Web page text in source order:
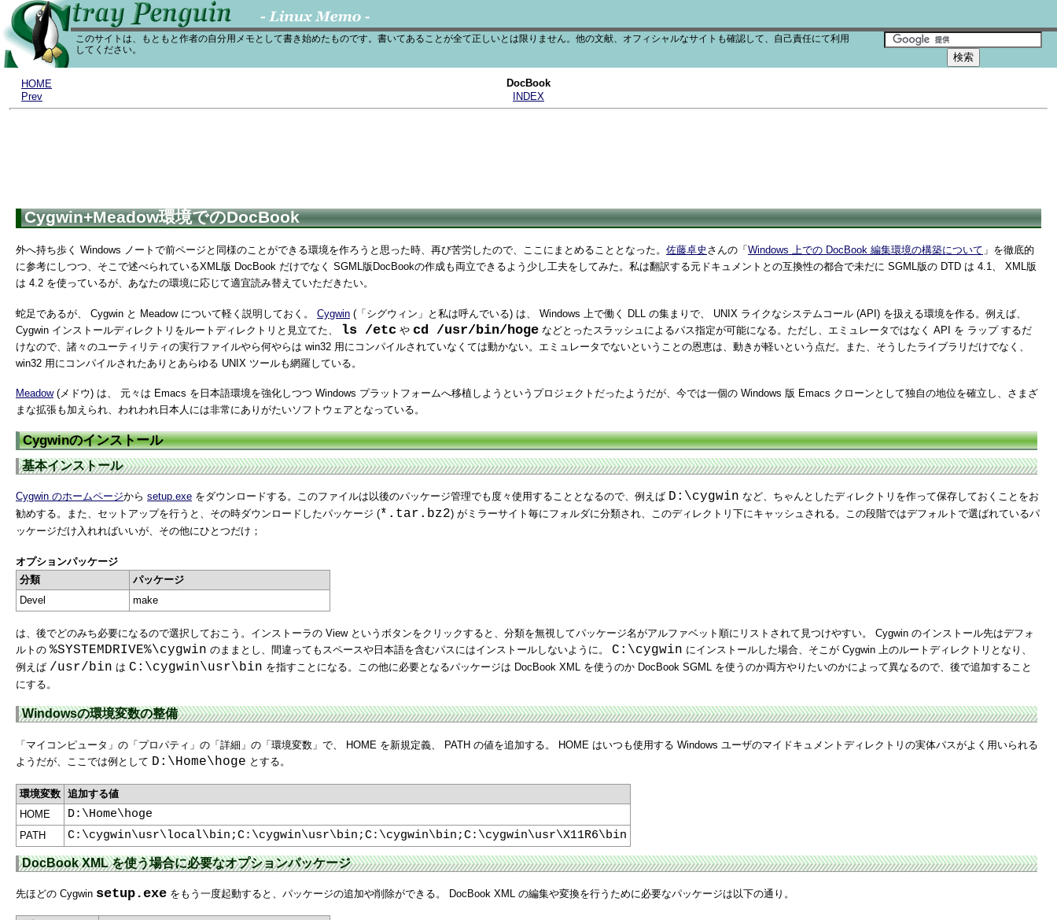
このサイトは、もともと作者の自分用メモとして書き始めたものです。書いてあることが全て正しいとは限りません。他の文献、オフィシャルなサイトも確認して、自己責任にて利用
してください。
HOME
DocBook
Prev
INDEX
Cygwin+Meadow環境でのDocBook
外へ持ち歩く Windows ノートで前ページと同様のことができる環境を作ろうと思った時、再び苦労したので、ここにまとめることとなった。 佐藤卓史 さんの「 Windows 上での DocBook 編集環境の構築について 」を徹底的
に参考にしつつ、そこで述べられているXML版 DocBook だけでなく SGML版DocBookの作成も両立できるよう少し工夫をしてみた。私は翻訳する元ドキュメントとの互換性の都合で未だに SGML版の DTD は 4.1、 XML版
は 4.2 を使っているが、あなたの環境に応じて適宜読み替えていただきたい。
蛇足であるが、 Cygwin と Meadow について軽く説明しておく。 Cygwin (「シグウィン」と私は呼んでいる) は、 Windows 上で働く DLL の集まりで、 UNIX ライクなシステムコール (API) を扱える環境を作る。例えば、
Cygwin インストールディレクトリをルートディレクトリと見立てた、 ls /etc や cd /usr/bin/hoge などとったスラッシュによるパス指定が可能になる。ただし、エミュレータではなく API を ラップ するだ
けなので、諸々のユーティリティの実行ファイルやら何やらは win32 用にコンパイルされていなくては動かない。エミュレータでないということの恩恵は、動きが軽いという点だ。また、そうしたライブラリだけでなく、
win32 用にコンパイルされたありとあらゆる UNIX ツールも網羅している。
Meadow(メドウ) は、 元々は Emacs を日本語環境を強化しつつ Windows プラットフォームへ移植しようというプロジェクトだったようだが、今では一個の Windows 版 Emacs クローンとして独自の地位を確立し、さまざ
まな拡張も加えられ、われわれ日本人には非常にありがたいソフトウェアとなっている。
Cygwinのインストール
基本インストール
Cygwin のホームページから setup.exe をダウンロードする。このファイルは以後のパッケージ管理でも度々使用することとなるので、例えば D:\cygwin など、ちゃんとしたディレクトリを作って保存しておくことをお
勧めする。また、セットアップを行うと、その時ダウンロードしたパッケージ (*.tar.bz2) がミラーサイト毎にフォルダに分類され、このディレクトリ下にキャッシュされる。この段階ではデフォルトで選ばれているパ
ッケージだけ入れればいいが、その他にひとつだけ；
オプションパッケージ
分類
パッケージ
Devel
make
は、後でどのみち必要になるので選択しておこう。インストーラの View というボタンをクリックすると、分類を無視してパッケージ名がアルファベット順にリストされて見つけやすい。 Cygwin のインストール先はデフォ
ルトの %SYSTEMDRIVE%\cygwin のままとし、間違ってもスペースや日本語を含むパスにはインストールしないように。 C:\cygwin にインストールした場合、そこが Cygwin 上のルートディレクトリとなり、
例えば /usr/bin は C:\cygwin\usr\bin を指すことになる。この他に必要となるパッケージは DocBook XML を使うのか DocBook SGML を使うのか両方やりたいのかによって異なるので、後で追加すること
にする。
Windowsの環境変数の整備
「マイコンピュータ」の「プロパティ」の「詳細」の「環境変数」で、 HOME を新規定義、 PATH の値を追加する。 HOME はいつも使用する Windows ユーザのマイドキュメントディレクトリの実体パスがよく用いられる
ようだが、ここでは例として D:\Home\hoge とする。
環境変数 追加する値
HOME
D:\Home\hoge
PATH C:\cygwin\usr\local\bin;C:\cygwin\usr\bin;C:\cygwin\bin;C:\cygwin\usr\X11R6\bin
DocBook XML を使う場合に必要なオプションパッケージ
先ほどの Cygwin setup.exe をもう一度起動すると、パッケージの追加や削除ができる。 DocBook XML の編集や変換を行うために必要なパッケージは以下の通り。